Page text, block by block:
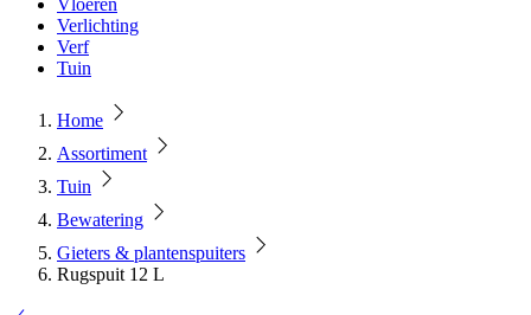
Vloeren
Verlichting
Verf
Tuin
Home
Assortiment
Tuin
Bewatering
Gieters & plantenspuiters
Rugspuit 12 L